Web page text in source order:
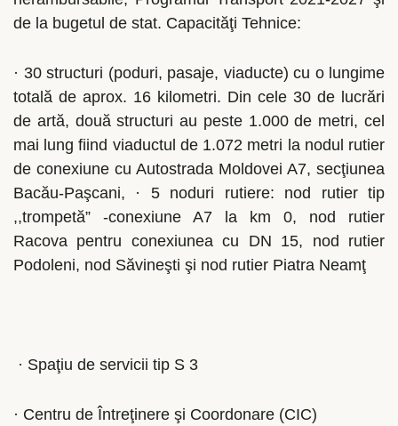
de la bugetul de stat. Capacităţi Tehnice:
· 30 structuri (poduri, pasaje, viaducte) cu o lungime
totală de aprox. 16 kilometri. Din cele 30 de lucrări
de artă, două structuri au peste 1.000 de metri, cel
mai lung fiind viaductul de 1.072 metri la nodul rutier
de conexiune cu Autostrada Moldovei A7, secţiunea
Bacău-Paşcani, · 5 noduri rutiere: nod rutier tip
,,trompetă” -conexiune A7 la km 0, nod rutier
Racova pentru conexiunea cu DN 15, nod rutier
Podoleni, nod Săvineşti şi nod rutier Piatra Neamţ
· Spaţiu de servicii tip S 3
· Centru de Întreţinere şi Coordonare (CIC)